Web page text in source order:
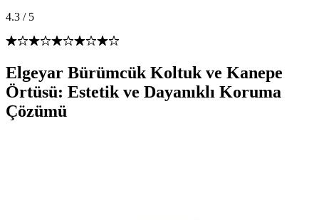
4.3 / 5
Elgeyar Bürümcük Koltuk ve Kanepe
Örtüsü: Estetik ve Dayanıklı Koruma
Çözümü